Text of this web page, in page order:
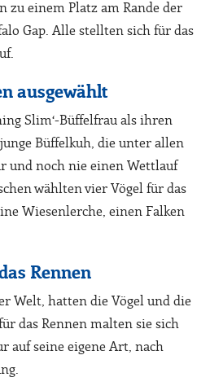
zu einem Platz am Rande der
Gap. Alle stellten sich für das
ausgewählt
Slim‘-Büffelfrau als ihren
Büffelkuh, die unter allen
und noch nie einen Wettlauf
wählten vier Vögel für das
Wiesenlerche, einen Falken
Rennen
Welt, hatten die Vögel und die
das Rennen malten sie sich
auf seine eigene Art, nach